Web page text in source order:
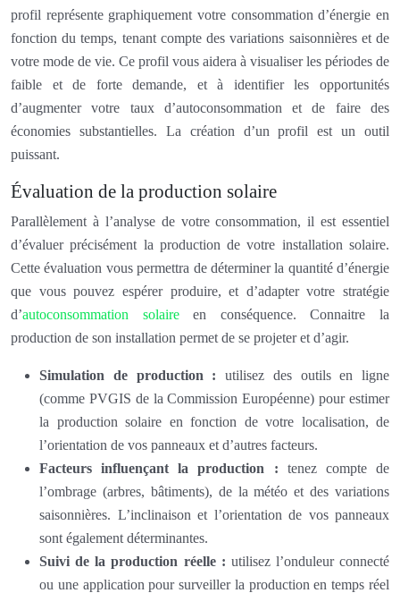
profil représente graphiquement votre consommation d’énergie en
fonction du temps, tenant compte des variations saisonnières et de
votre mode de vie. Ce profil vous aidera à visualiser les périodes de
faible et de forte demande, et à identifier les opportunités
d’augmenter votre taux d’autoconsommation et de faire des
économies substantielles. La création d’un profil est un outil
puissant.
Évaluation de la production solaire
Parallèlement à l’analyse de votre consommation, il est essentiel
d’évaluer précisément la production de votre installation solaire.
Cette évaluation vous permettra de déterminer la quantité d’énergie
que vous pouvez espérer produire, et d’adapter votre stratégie
d’autoconsommation solaireen conséquence. Connaitre la
production de son installation permet de se projeter et d’agir.
Simulation de production : utilisez des outils en ligne
(comme PVGIS de la Commission Européenne) pour estimer
la production solaire en fonction de votre localisation, de
l’orientation de vos panneaux et d’autres facteurs.
Facteurs influençant la production : tenez compte de
l’ombrage (arbres, bâtiments), de la météo et des variations
saisonnières. L’inclinaison et l’orientation de vos panneaux
sont également déterminantes.
Suivi de la production réelle : utilisez l’onduleur connecté
ou une application pour surveiller la production en temps réel